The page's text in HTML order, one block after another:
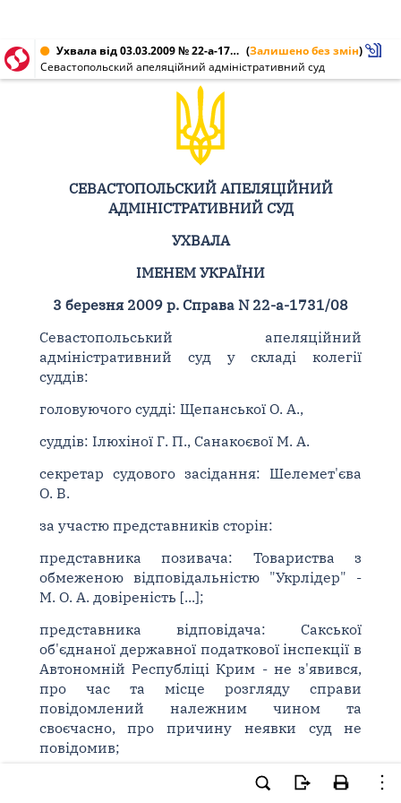
Ухвала від 03.03.2009 № 22-а-1731/08 (Залишено без змін)
Севастопольский апеляційний адміністративний суд
СЕВАСТОПОЛЬСКИЙ АПЕЛЯЦІЙНИЙ
АДМІНІСТРАТИВНИЙ СУД
УХВАЛА
ІМЕНЕМ УКРАЇНИ
3 березня 2009 р. Справа N 22-а-1731/08
Севастопольський апеляційний
адміністративний суд у складі колегії
суддів:
головуючого судді: Щепанської О. А.,
суддів: Ілюхіної Г. П., Санакоєвої М. А.
секретар судового засідання: Шелемет'єва
О. В.
за участю представників сторін:
представника позивача: Товариства з
обмеженою відповідальністю "Укрлідер" -
М. О. А. довіреність [...];
представника відповідача: Сакської
об'єднаної державної податкової інспекції в
Автономній Республіці Крим - не з'явився,
про час та місце розгляду справи
повідомлений належним чином та
своєчасно, про причину неявки суд не
повідомив;
розглянувши апеляційні скарги Сакської